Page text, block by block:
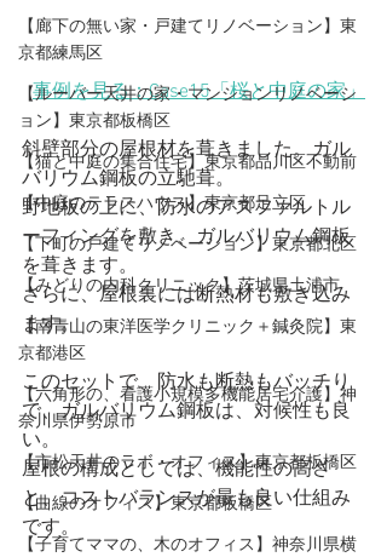
【廊下の無い家・戸建てリノベーション】東
京都練馬区
【ルーバー天井の家・マンションリノベーシ
ョン】東京都板橋区
【猫と中庭の集合住宅】東京都品川区不動前
【中庭のテラスハウス】東京都足立区
【下町の戸建てリノベーション】東京都北区
【みどりの内科クリニック】茨城県土浦市
【​南青山の東洋医学クリニック＋鍼灸院】東
京都港区
【六角形の、看護小規模多機能居宅介護】神
奈川県伊勢原市
【市松天井のラボ・オフィス】東京都板橋区
【曲線のオフィス】東京都板橋区
【子育てママの、木のオフィス】神奈川県横
事例を見る：Case15「桜と中庭の家」
斜壁部分の屋根材を葺きました。ガル
バリウム鋼板の立馳葺。
野地板の上に、防水のアスファルトル
ーフィングを敷き、ガルバリウム鋼板
を葺きます。
さらに、屋根裏には断熱材も敷き込み
ます。
このセットで、防水も断熱もバッチり
で、ガルバリウム鋼板は、対候性も良
い。
屋根の構成としては、機能性の高さ
と、コストバランスが最も良い仕組み
です。